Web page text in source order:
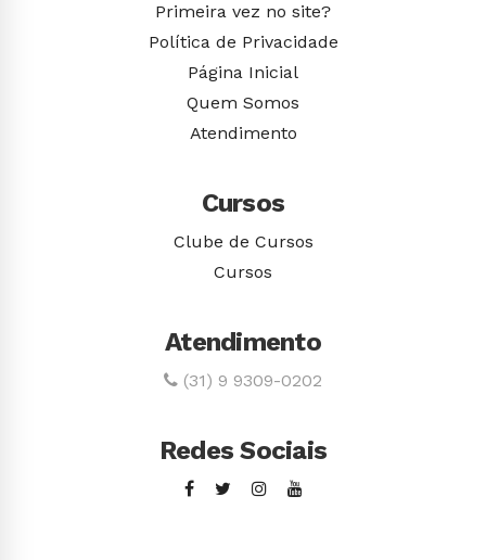
Primeira vez no site?
Política de Privacidade
Página Inicial
Quem Somos
Atendimento
Cursos
Clube de Cursos
Cursos
Atendimento
(31) 9 9309-0202
Redes Sociais